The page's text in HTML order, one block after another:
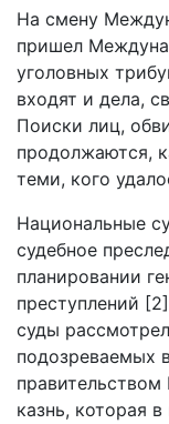
На смену
пришел
уголовных
входят и дела,
Поиски лиц,
продолжаются,
теми, кого
Национальные
судебное
планировании
преступлений
суды
подозреваемых
казнь, которая